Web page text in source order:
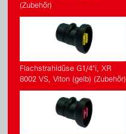
(Zubehör)
Flachstrahldüse G1/4"i, XR
8002 VS, Viton (gelb) (Zubehör)